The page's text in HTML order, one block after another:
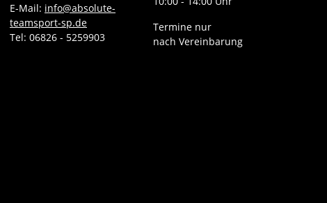
E-Mail: info@absolute-
teamsport-sp.de
Tel: 06826 - 5259903
Termine nur
nach Vereinbarung